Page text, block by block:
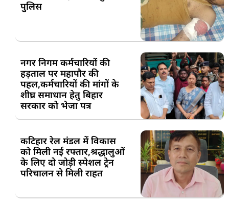
पुलिस
नगर निगम कर्मचारियों की
हड़ताल पर महापौर की
पहल,कर्मचारियों की मांगों के
शीघ्र समाधान हेतु बिहार
सरकार को भेजा पत्र
कटिहार रेल मंडल में विकास
को मिली नई रफ्तार,श्रद्धालुओं
के लिए दो जोड़ी स्पेशल ट्रेन
परिचालन से मिली राहत